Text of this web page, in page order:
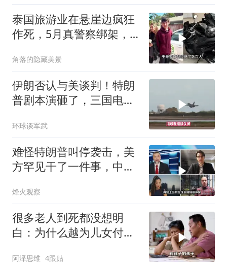
泰国旅游业在悬崖边疯狂
作死，5月真警察绑架，7
角落的隐藏美景
伊朗否认与美谈判！特朗
普剧本演砸了，三国电话
环球谈军武
难怪特朗普叫停袭击，美
方罕见干了一件事，中方
烽火观察
很多老人到死都没想明
白：为什么越为儿女付
阿泽思维 4跟贴